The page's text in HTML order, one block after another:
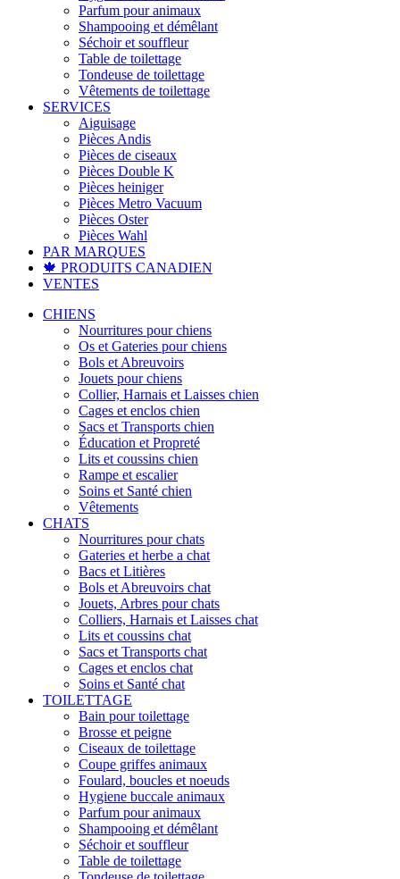
Parfum pour animaux
Shampooing et démêlant
Séchoir et souffleur
Table de toilettage
Tondeuse de toilettage
Vêtements de toilettage
SERVICES
Aiguisage
Pièces Andis
Pièces de ciseaux
Pièces Double K
Pièces heiniger
Pièces Metro Vacuum
Pièces Oster
Pièces Wahl
PAR MARQUES
🍁 PRODUITS CANADIEN
VENTES
CHIENS
Nourritures pour chiens
Os et Gateries pour chiens
Bols et Abreuvoirs
Jouets pour chiens
Collier, Harnais et Laisses chien
Cages et enclos chien
Sacs et Transports chien
Éducation et Propreté
Lits et coussins chien
Rampe et escalier
Soins et Santé chien
Vêtements
CHATS
Nourritures pour chats
Gateries et herbe a chat
Bacs et Litières
Bols et Abreuvoirs chat
Jouets, Arbres pour chats
Colliers, Harnais et Laisses chat
Lits et coussins chat
Sacs et Transports chat
Cages et enclos chat
Soins et Santé chat
TOILETTAGE
Bain pour toilettage
Brosse et peigne
Ciseaux de toilettage
Coupe griffes animaux
Foulard, boucles et noeuds
Hygiene buccale animaux
Parfum pour animaux
Shampooing et démêlant
Séchoir et souffleur
Table de toilettage